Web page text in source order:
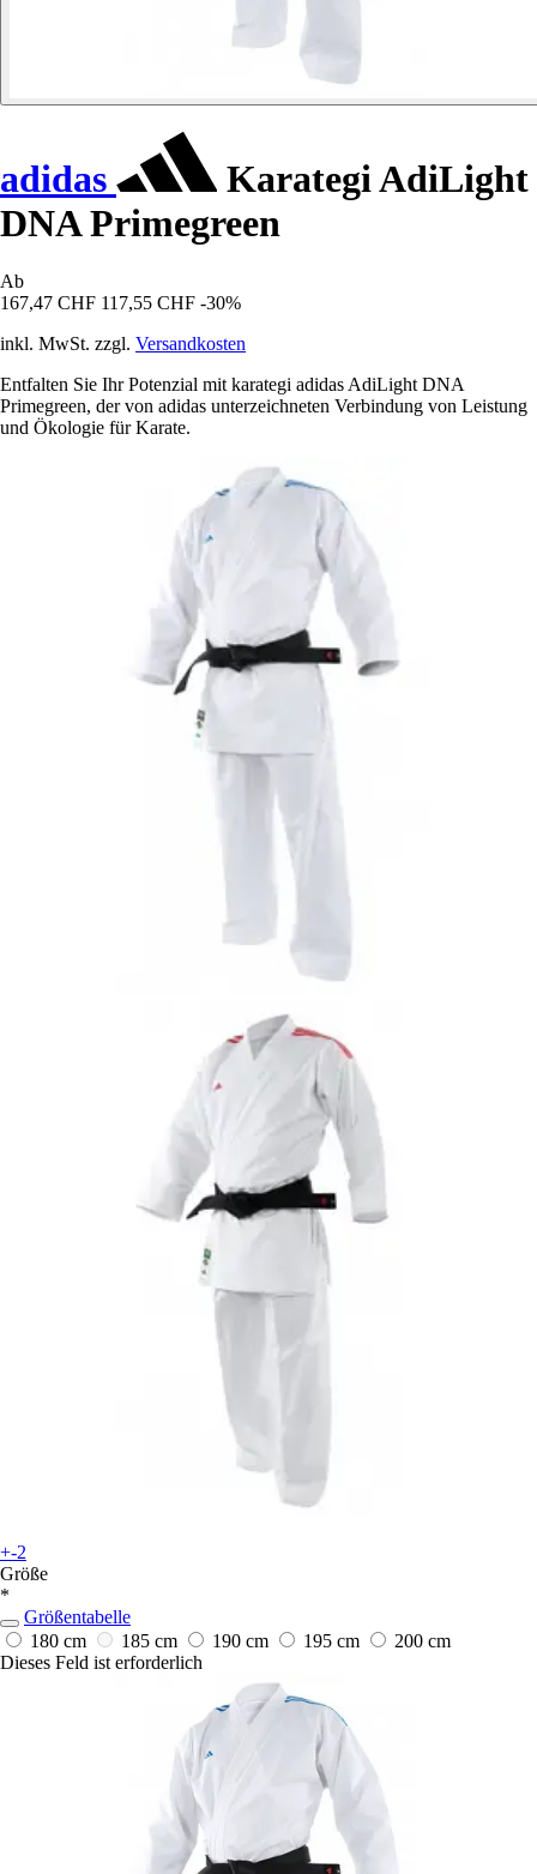
adidas
Karategi AdiLight
DNA Primegreen
Ab
167,47 CHF 117,55 CHF -30%
inkl. MwSt. zzgl. Versandkosten
Entfalten Sie Ihr Potenzial mit karategi adidas AdiLight DNA
Primegreen, der von adidas unterzeichneten Verbindung von Leistung
und Ökologie für Karate.
+-2
Größe
*
Größentabelle
180 cm
185 cm 190 cm 195 cm
200 cm
Dieses Feld ist erforderlich